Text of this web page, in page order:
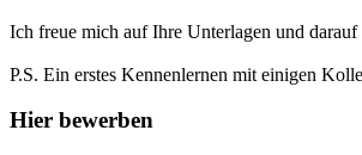
Ich freue mich auf Ihre Unterlagen und
P.S. Ein erstes Kennenlernen mit einigen
Hier bewerben